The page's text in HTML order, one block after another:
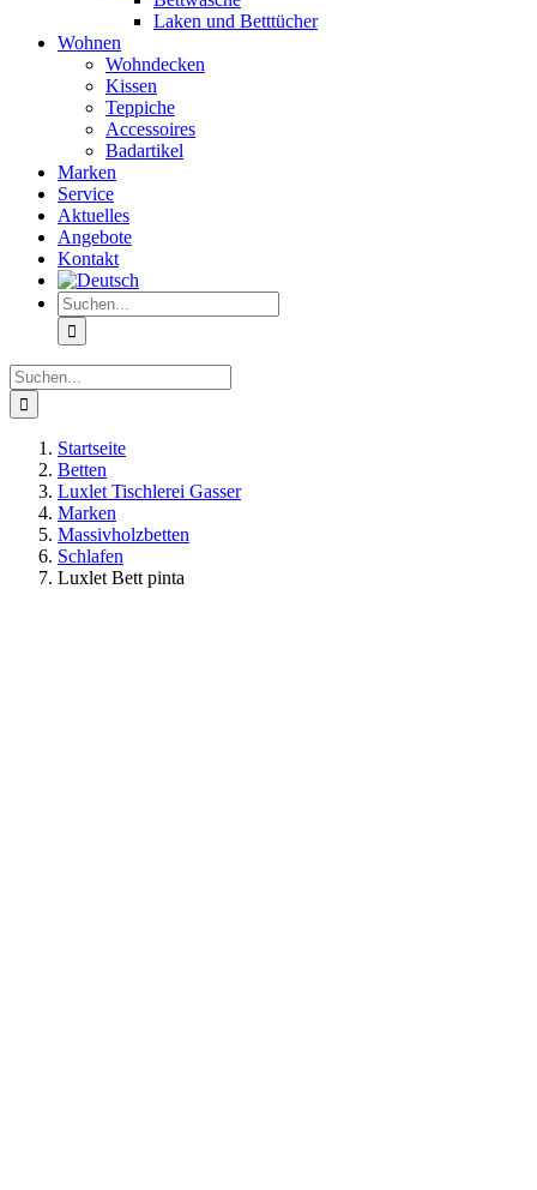
Laken und Betttücher
Wohnen
Wohndecken
Kissen
Teppiche
Accessoires
Badartikel
Marken
Service
Aktuelles
Angebote
Kontakt
Suche
nach:
Suche
nach:
Startseite
Betten
Luxlet Tischlerei Gasser
Marken
Massivholzbetten
Schlafen
Luxlet Bett pinta